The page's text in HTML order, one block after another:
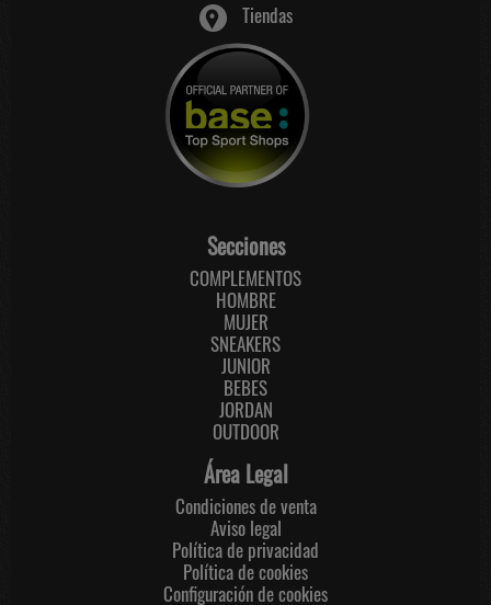
Tiendas
Secciones
COMPLEMENTOS
HOMBRE
MUJER
SNEAKERS
JUNIOR
BEBES
JORDAN
OUTDOOR
Área Legal
Condiciones de venta
Aviso legal
Política de privacidad
Política de cookies
Configuración de cookies